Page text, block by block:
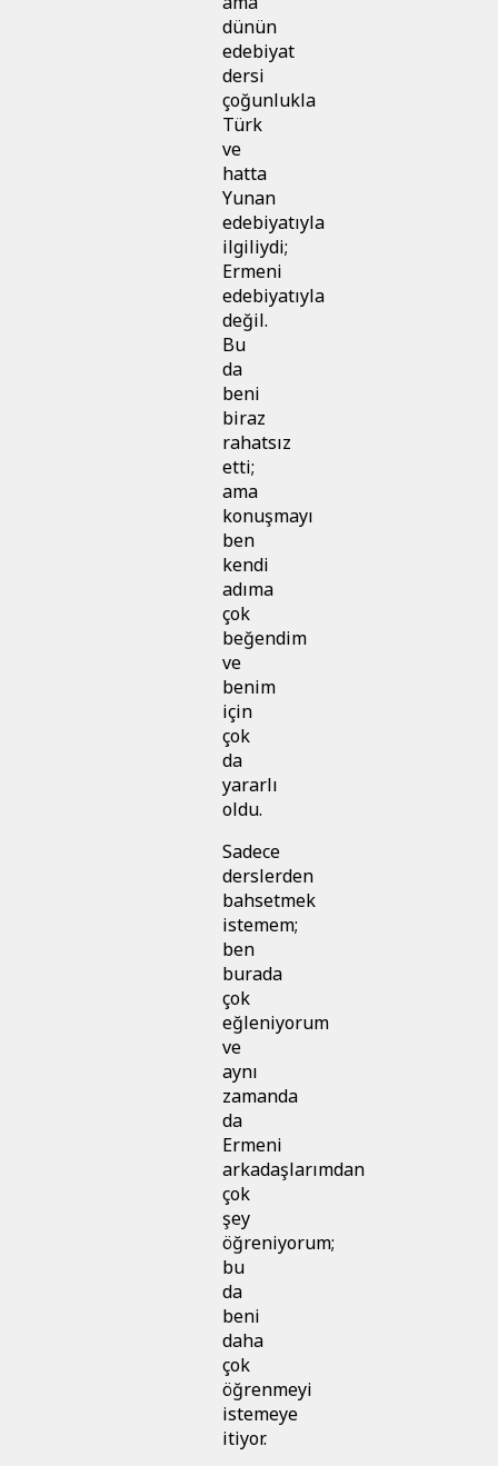
dünün
edebiyat
dersi
çoğunlukla
Türk
ve
hatta
Yunan
edebiyatıyla
ilgiliydi;
Ermeni
edebiyatıyla
değil.
Bu
da
beni
biraz
rahatsız
etti;
ama
konuşmayı
ben
kendi
adıma
çok
beğendim
ve
benim
için
çok
da
yararlı
oldu.
Sadece
derslerden
bahsetmek
istemem;
ben
burada
çok
eğleniyorum
ve
aynı
zamanda
da
Ermeni
arkadaşlarımdan
çok
şey
öğreniyorum;
bu
da
beni
daha
çok
öğrenmeyi
istemeye
itiyor.